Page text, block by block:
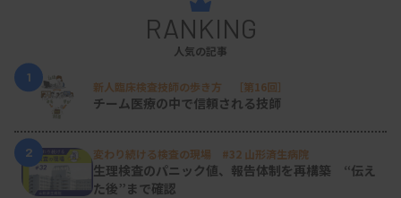
「リアルアンケート」も行われた。約2時間の間に4
回のアンケート集計が行われ、タスクシフトについ
て「推進派」「どちらかというと推進派」「現状維
持派」「どちらかというと現状維持派」から選ぶア
というと推進派」が合わせて約6割だったが、会議
終了時点には約7割まで増えた。
RANKING
人気の記事
1
新人臨床検査技師の歩き方 ［第16回］
チーム医療の中で信頼される技師
2 変わり続ける検査の現場 #32 山形済生病院
生理検査のパニック値、報告体制を再構築 “伝え
た後”まで確認